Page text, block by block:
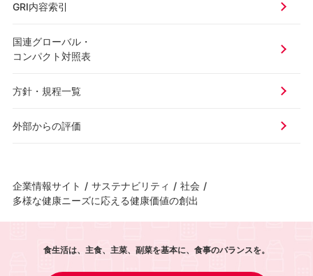
GRI内容索引
国連グローバル・
コンパクト対照表
方針・規程一覧
外部からの評価
企業情報サイト / サステナビリティ / 社会 /
多様な健康ニーズに応える健康価値の創出
食生活は、主食、主菜、副菜を基本に、食事のバランスを。